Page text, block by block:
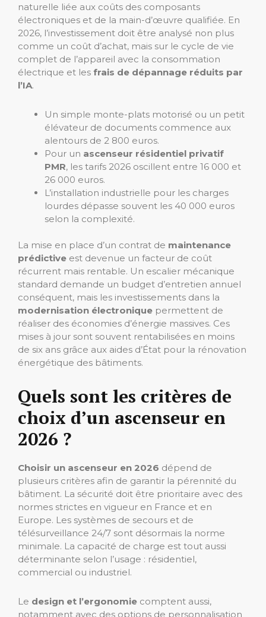
naturelle liée aux coûts des composants
électroniques et de la main-d’œuvre qualifiée. En
2026, l’investissement doit être analysé non plus
comme un coût d’achat, mais sur le cycle de vie
complet de l’appareil avec la consommation
électrique et les frais de dépannage réduits par
l’IA.
Un simple monte-plats motorisé ou un petit
élévateur de documents commence aux
alentours de 2 800 euros.
Pour un ascenseur résidentiel privatif
PMR, les tarifs 2026 oscillent entre 16 000 et
26 000 euros.
L’installation industrielle pour les charges
lourdes dépasse souvent les 40 000 euros
selon la complexité.
La mise en place d’un contrat de maintenance
prédictive est devenue un facteur de coût
récurrent mais rentable. Un escalier mécanique
standard demande un budget d’entretien annuel
conséquent, mais les investissements dans la
modernisation électronique permettent de
réaliser des économies d’énergie massives. Ces
mises à jour sont souvent rentabilisées en moins
de six ans grâce aux aides d’État pour la rénovation
énergétique des bâtiments.
Quels sont les critères de
choix d’un ascenseur en
2026 ?
Choisir un ascenseur en 2026 dépend de
plusieurs critères afin de garantir la pérennité du
bâtiment. La sécurité doit être prioritaire avec des
normes strictes en vigueur en France et en
Europe. Les systèmes de secours et de
télésurveillance 24/7 sont désormais la norme
minimale. La capacité de charge est tout aussi
déterminante selon l’usage : résidentiel,
commercial ou industriel.
Le design et l’ergonomie comptent aussi,
notamment avec des options de personnalisation